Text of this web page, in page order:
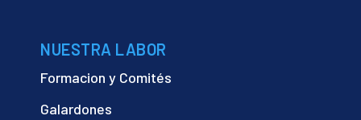
NUESTRA LABOR
Formacion y Comités
Galardones